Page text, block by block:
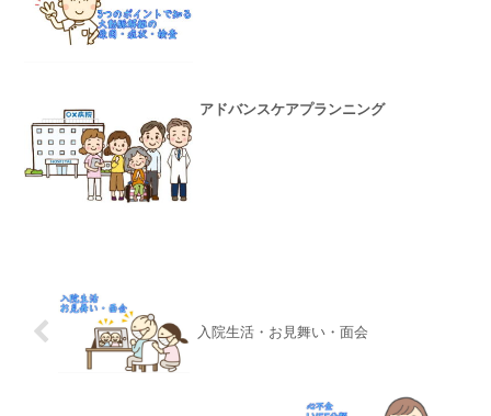
アドバンスケアプランニング
入院生活・お見舞い・面会